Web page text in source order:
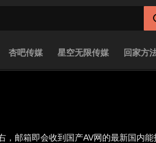
杏吧传媒 星空无限传媒 回家方
，邮箱即会收到国产AV网的最新国内